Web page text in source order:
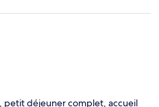
de détente. L’ambiance
ce qui a rendu notre
recommandons vivement
qui souhaitent passer des
à Pattaya !
petit déjeuner complet, accueil